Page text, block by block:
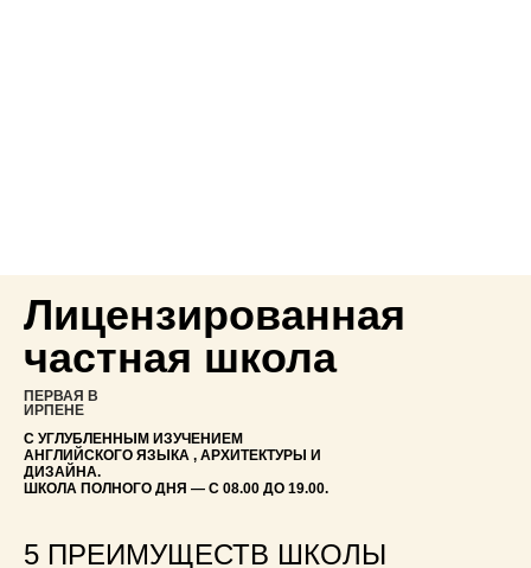
Лицензированная
частная школа
ПЕРВАЯ В
ИРПЕНЕ
С УГЛУБЛЕННЫМ ИЗУЧЕНИЕМ
АНГЛИЙСКОГО ЯЗЫКА , АРХИТЕКТУРЫ И
ДИЗАЙНА.
ШКОЛА ПОЛНОГО ДНЯ — С 08.00 ДО 19.00.
5 ПРЕИМУЩЕСТВ ШКОЛЫ